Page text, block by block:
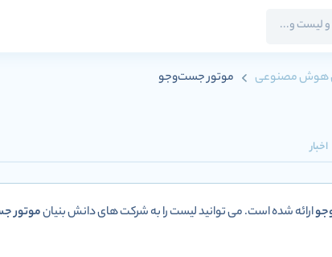
هوش مصنوعی موتور جست‌وجو
اخبار
ارائه شده است. می توانید لیست را به شرکت های دانش بنیانموتور